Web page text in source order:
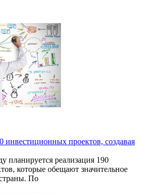
инвестиционных проектов, создавая
планируется реализация 190
которые обещают значительное
По